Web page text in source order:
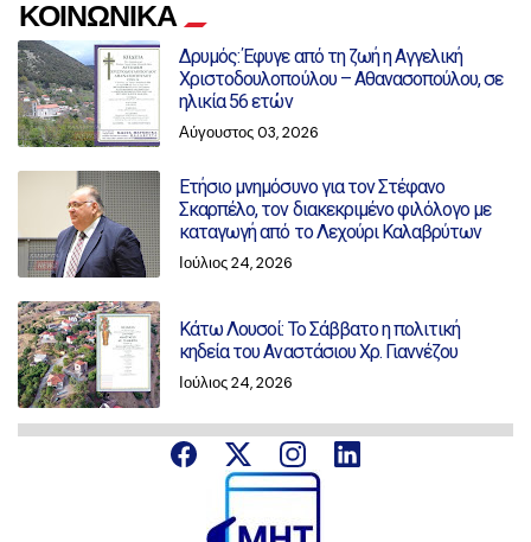
ΚΟΙΝΩΝΙΚΑ
Δρυμός: Έφυγε από τη ζωή η Αγγελική
Χριστοδουλοπούλου – Αθανασοπούλου, σε
ηλικία 56 ετών
Αύγουστος 03, 2026
Ετήσιο μνημόσυνο για τον Στέφανο
Σκαρπέλο, τον διακεκριμένο φιλόλογο με
καταγωγή από το Λεχούρι Καλαβρύτων
Ιούλιος 24, 2026
Κάτω Λουσοί: Το Σάββατο η πολιτική
κηδεία του Αναστάσιου Χρ. Γιαννέζου
Ιούλιος 24, 2026